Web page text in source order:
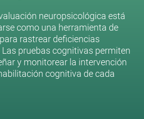
neuropsicológica está
como una herramienta de
rastrear deficiencias
pruebas cognitivas permiten
y monitorear la intervención
cognitiva de cada